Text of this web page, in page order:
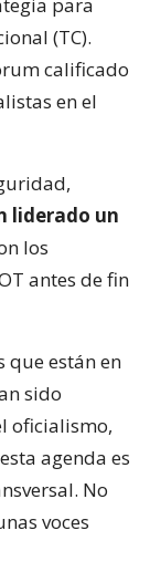
para
(TC).
calificado
en el
liderado un
los
antes de fin
que están en
sido
oficialismo,
agenda es
No
voces